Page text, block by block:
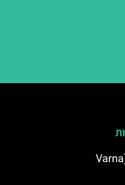
הגן הבוטני של ורנה (Varna